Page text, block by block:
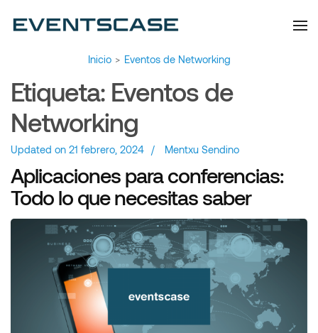
Inicio > Eventos de Networking
Etiqueta: Eventos de
Networking
Updated on 21 febrero, 2024 / Mentxu Sendino
Aplicaciones para conferencias:
Todo lo que necesitas saber